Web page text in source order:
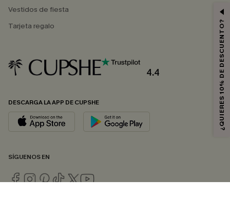
Vestidos de fiesta
Tarjeta regalo
4.4
DESCARGA LA APP DE CUPSHE
SÍGUENOS EN
¿QUIERES 10% DE DESCUENTO?